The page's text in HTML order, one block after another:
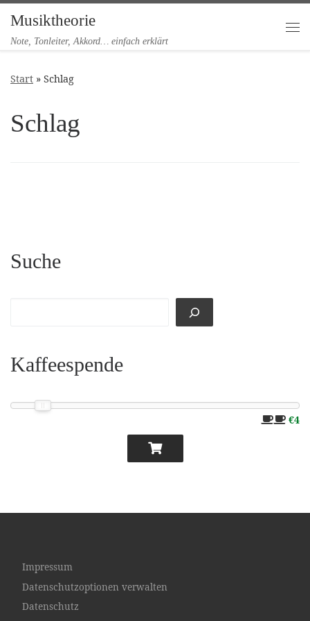
Zum Inhalt springen
Musiktheorie
Note, Tonleiter, Akkord… einfach erklärt
Start » Schlag
Schlag
Suche
Kaffeespende
€4
Impressum
Datenschutzoptionen verwalten
Datenschutz